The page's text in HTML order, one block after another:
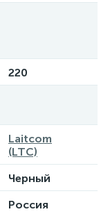
220
Laitcom
(LTC)
Черный
Россия